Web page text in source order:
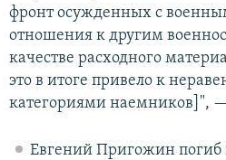
фронт осужденных с
отношения к другим
качестве расходного
это в итоге привело к
категориями наемников]",
Евгений Пригожин